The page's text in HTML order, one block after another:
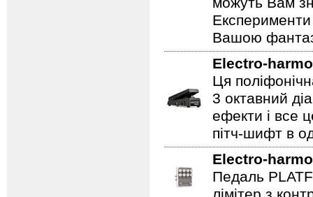
Вашою
Electro-
Ця
3 октавний
ефекти і все
пітч-шифт в
Electro-
Педаль